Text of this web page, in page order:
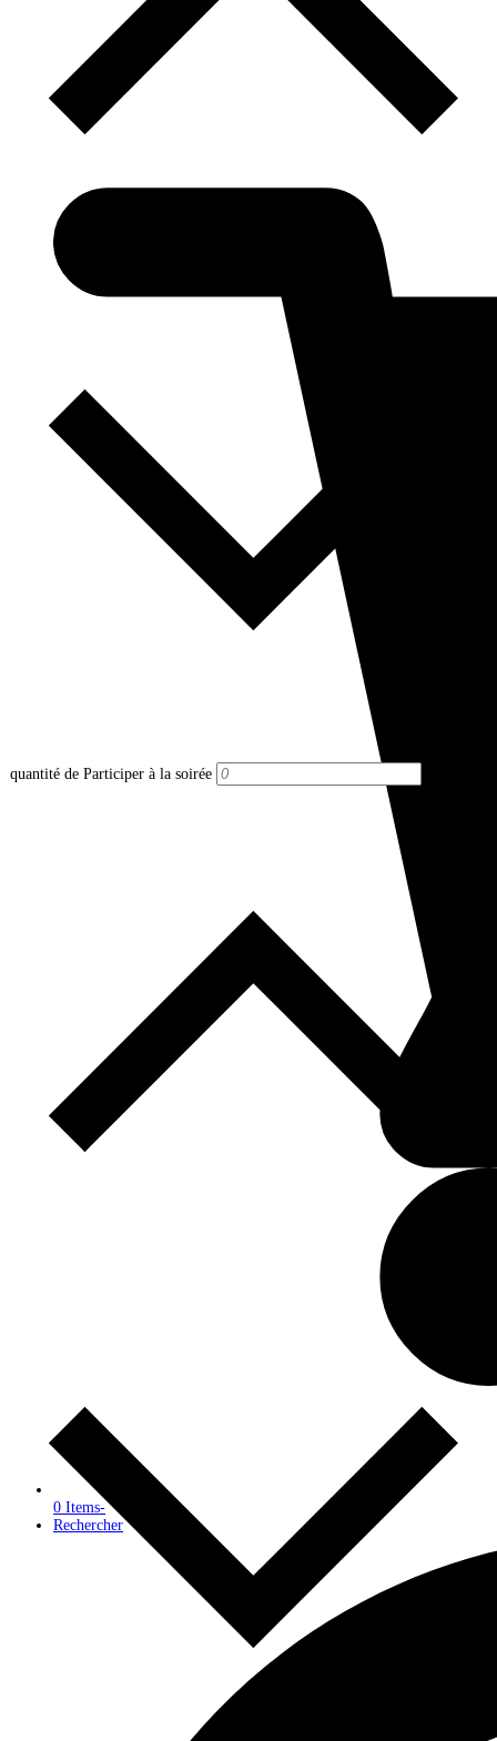
0 Items-
Rechercher
quantité de Participer à la soirée